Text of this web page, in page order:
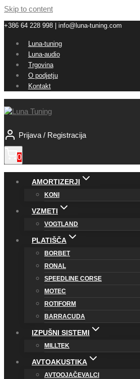
Skip to content
+386 64 228 998 | info@luna-tuning.com
Luna-tuning
Luna-audio
Trgovina
O podjetju
Kontakt
Prijava / Registracija
0
AMORTIZERJI
KONI
VZMETI
VOGTLAND
PLATIŠČA
BORBET
RONAL
SPEEDLINE CORSE
MOTEC
ROTIFORM
BARRACUDA
IZPUŠNI SISTEMI
MILLTEK
AVTOAKUSTIKA
AVTOOJAČEVALCI